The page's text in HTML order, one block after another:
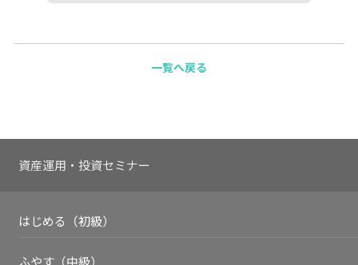
一覧へ戻る
資産運用・投資セミナー
はじめる（初級）